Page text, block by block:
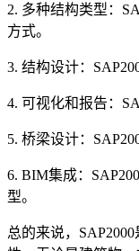
2. 多种结构类型：
方式。
3. 结构设计：
4. 可视化和报告：
5. 桥梁设计：
6. BIM集成：
型。
总的来说，